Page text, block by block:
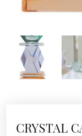
CRYSTAL